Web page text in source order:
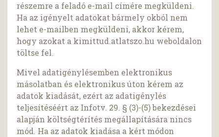
részemre a feladó e-mail címére megküldeni.
Ha az igényelt adatokat bármely okból nem
lehet e-mailben megküldeni, akkor kérem,
hogy azokat a kimittud.atlatszo.hu weboldalon
töltse fel.
Mivel adatigénylésemben elektronikus
másolatban és elektronikus úton kérem az
adatok kiadását, ezért az adatigénylés
teljesítéséért az Infotv. 29. § (3)-(5) bekezdései
alapján költségtérítés megállapítására nincs
mód. Ha az adatok kiadása a kért módon